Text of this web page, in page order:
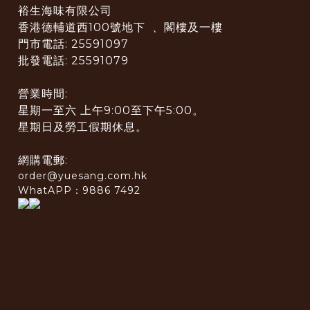
裕生海味有限公司
香港德輔道西100號地下 、閣樓及一樓
門市電話: 25591097
批發電話: 25591079
營業時間:
星期一至六 上午9:00至下午5:00。
星期日及勞工假期休息。
網購電郵:
order@yuesang.com.hk
WhatAPP：9886 7492